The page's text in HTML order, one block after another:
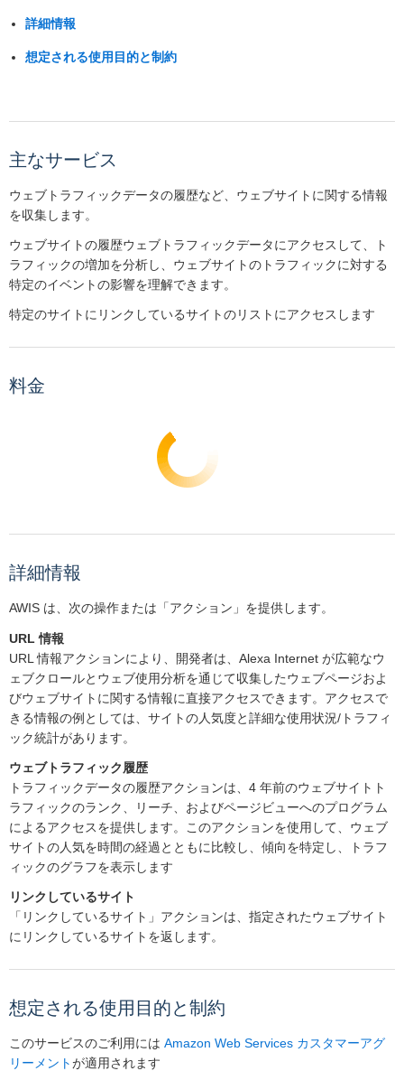
詳細情報
想定される使用目的と制約
主なサービス
ウェブトラフィックデータの履歴など、ウェブサイトに関する情報
を収集します。
ウェブサイトの履歴ウェブトラフィックデータにアクセスして、ト
ラフィックの増加を分析し、ウェブサイトのトラフィックに対する
特定のイベントの影響を理解できます。
特定のサイトにリンクしているサイトのリストにアクセスします
料金
詳細情報
AWIS は、次の操作または「アクション」を提供します。
URL 情報
URL 情報アクションにより、開発者は、Alexa Internet が広範なウ
ェブクロールとウェブ使用分析を通じて収集したウェブページおよ
びウェブサイトに関する情報に直接アクセスできます。アクセスで
きる情報の例としては、サイトの人気度と詳細な使用状況/トラフィ
ック統計があります。
ウェブトラフィック履歴
トラフィックデータの履歴アクションは、4 年前のウェブサイトト
ラフィックのランク、リーチ、およびページビューへのプログラム
によるアクセスを提供します。このアクションを使用して、ウェブ
サイトの人気を時間の経過とともに比較し、傾向を特定し、トラフ
ィックのグラフを表示します
リンクしているサイト
「リンクしているサイト」アクションは、指定されたウェブサイト
にリンクしているサイトを返します。
想定される使用目的と制約
このサービスのご利用には Amazon Web Services カスタマーアグ
リーメントが適用されます